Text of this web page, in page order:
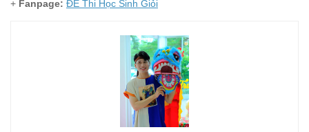
+ Fanpage: ĐỀ Thi Học Sinh Giỏi